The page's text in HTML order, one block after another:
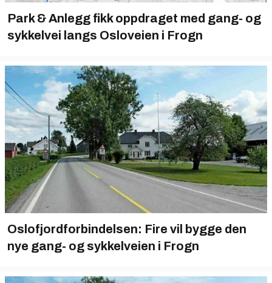
Park & Anlegg fikk oppdraget med gang- og
sykkelvei langs Osloveien i Frogn
Oslofjordforbindelsen: Fire vil bygge den
nye gang- og sykkelveien i Frogn